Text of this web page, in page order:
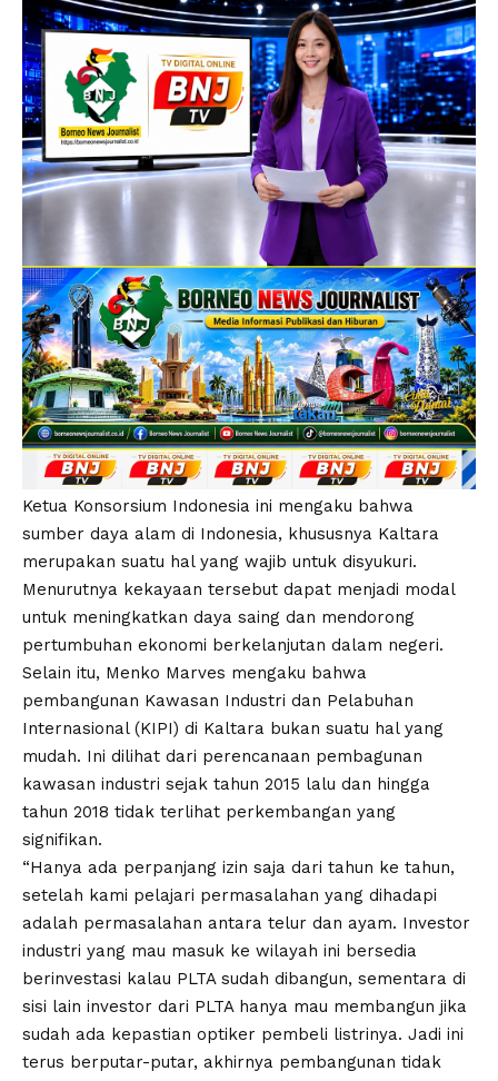
Ketua Konsorsium Indonesia ini mengaku bahwa
sumber daya alam di Indonesia, khususnya Kaltara
merupakan suatu hal yang wajib untuk disyukuri.
Menurutnya kekayaan tersebut dapat menjadi modal
untuk meningkatkan daya saing dan mendorong
pertumbuhan ekonomi berkelanjutan dalam negeri.
Selain itu, Menko Marves mengaku bahwa
pembangunan Kawasan Industri dan Pelabuhan
Internasional (KIPI) di Kaltara bukan suatu hal yang
mudah. Ini dilihat dari perencanaan pembagunan
kawasan industri sejak tahun 2015 lalu dan hingga
tahun 2018 tidak terlihat perkembangan yang
signifikan.
“Hanya ada perpanjang izin saja dari tahun ke tahun,
setelah kami pelajari permasalahan yang dihadapi
adalah permasalahan antara telur dan ayam. Investor
industri yang mau masuk ke wilayah ini bersedia
berinvestasi kalau PLTA sudah dibangun, sementara di
sisi lain investor dari PLTA hanya mau membangun jika
sudah ada kepastian optiker pembeli listrinya. Jadi ini
terus berputar-putar, akhirnya pembangunan tidak